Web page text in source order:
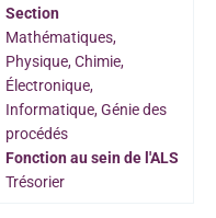
Section
Mathématiques,
Physique, Chimie,
Électronique,
Informatique, Génie des
procédés
Fonction au sein de l'ALS
Trésorier